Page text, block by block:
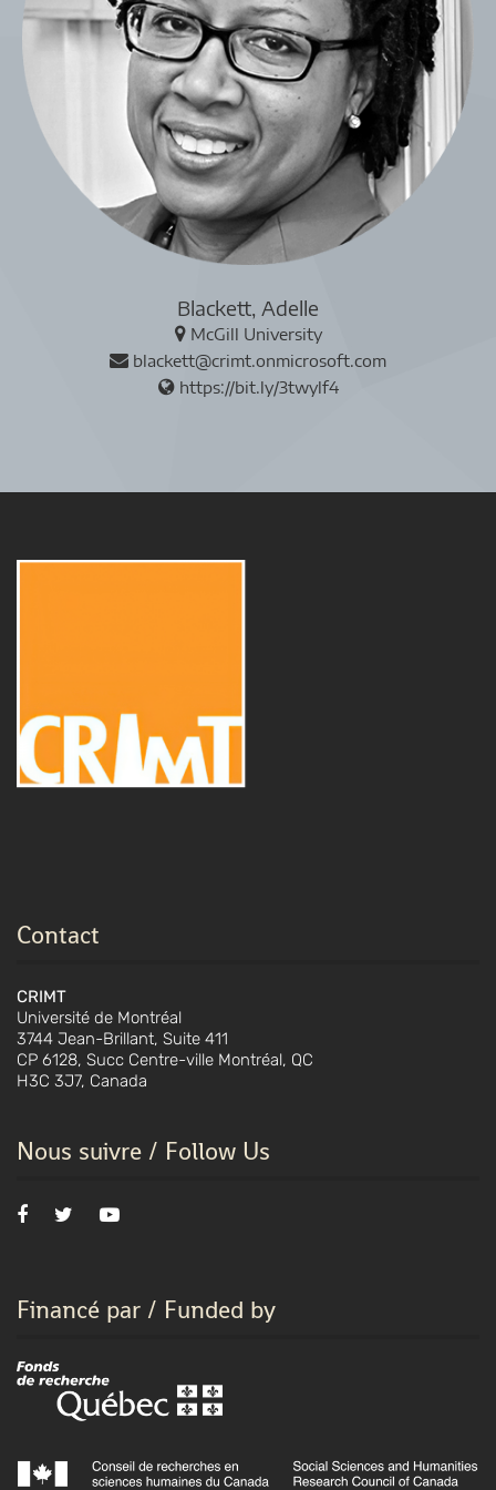
Blackett, Adelle
McGill University
blackett@crimt.onmicrosoft.com
https://bit.ly/3twylf4
Contact
CRIMT
Université de Montréal
3744 Jean-Brillant, Suite 411
CP 6128, Succ Centre-ville Montréal, QC
H3C 3J7, Canada
Nous suivre / Follow Us
Financé par / Funded by